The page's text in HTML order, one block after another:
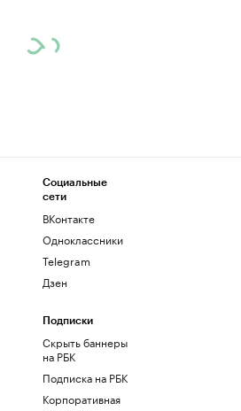
Социальные
сети
ВКонтакте
Одноклассники
Telegram
Дзен
Подписки
Скрыть баннеры
на РБК
Подписка на РБК
Корпоративная